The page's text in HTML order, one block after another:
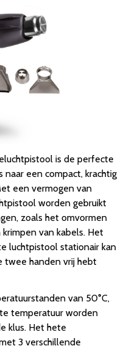
is de perfecte
een compact, krachtig
een vermogen van
worden gebruikt
zoals het omvormen
van kabels. Het
luchtpistool stationair kan
twee handen vrij hebt
van 50°C,
temperatuur worden
klus. Het hete
3 verschillende